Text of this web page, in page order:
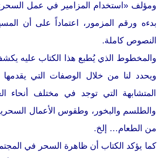
ومؤلف «استخدام المزامير في عمل
بدءه ورقم المزمور، اعتماداً على أن
النصوص كاملة.
والمخطوط الذي يُطبع هذا الكتاب عليه
ويحدد لنا من خلال الوصفات التي
المتشابهة التي توجد في مختلف
والطلسم والبخور، وطقوس الأعمال
من الطعام… إلخ.
كما يؤكد الكتاب أن ظاهرة السحر في